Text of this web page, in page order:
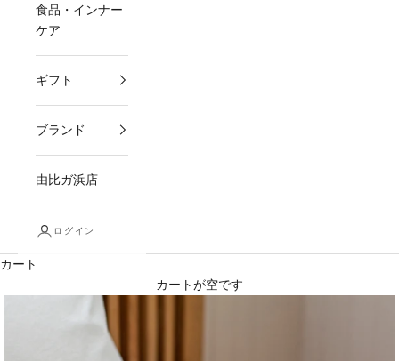
食品・インナー
ケア
ギフト
ブランド
由比ガ浜店
ログイン
カート
カートが空です